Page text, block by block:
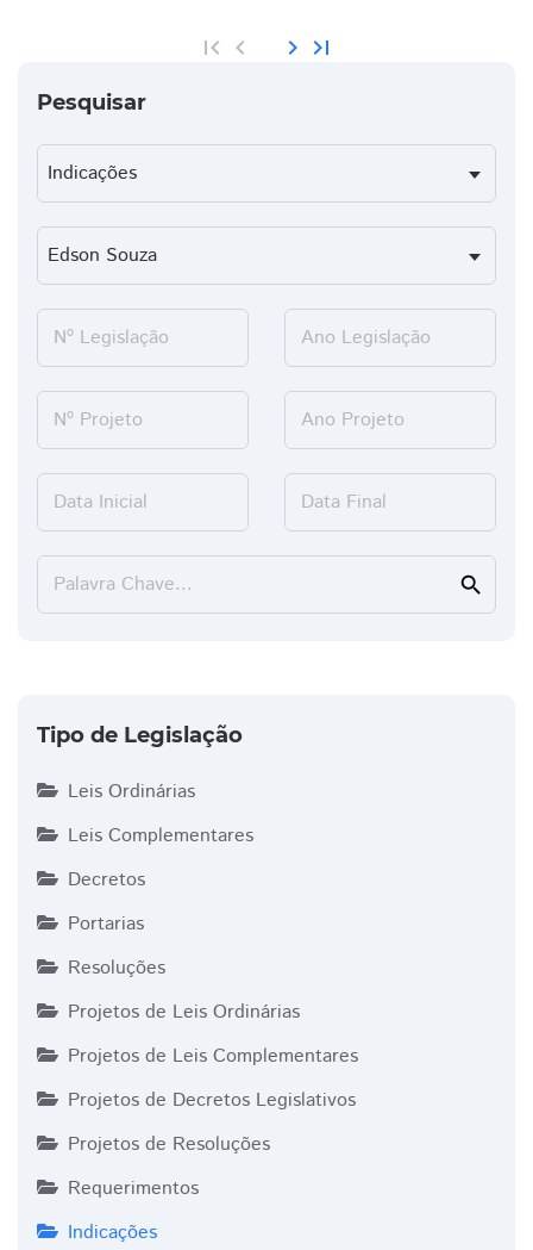
first_page chevron_left chevron_right last_page
Pesquisar
Nº Legislação Ano Legislação
Nº Projeto Ano Projeto
Data Inicial Data Final
Palavra Chave... search
Tipo de Legislação
Leis Ordinárias
Leis Complementares
Decretos
Portarias
Resoluções
Projetos de Leis Ordinárias
Projetos de Leis Complementares
Projetos de Decretos Legislativos
Projetos de Resoluções
Requerimentos
Indicações